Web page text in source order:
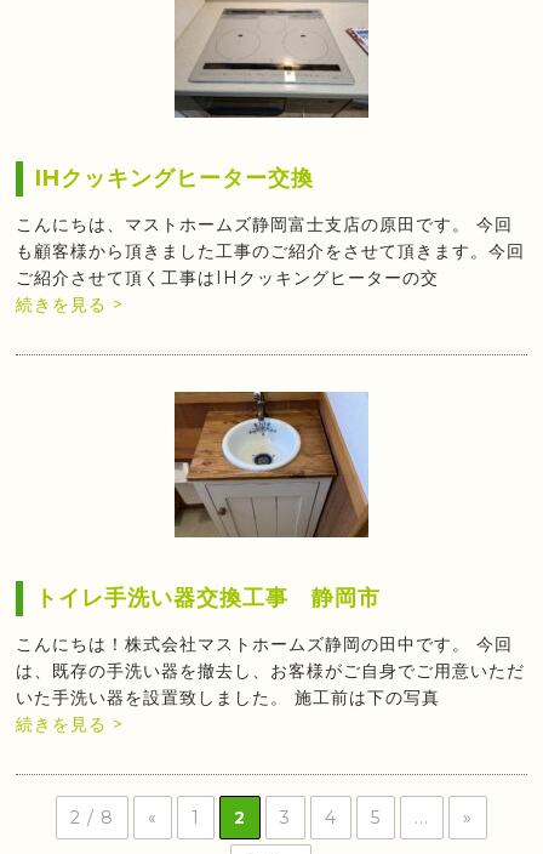
IHクッキングヒーター交換
こんにちは、マストホームズ静岡富士支店の原田です。 今回
も顧客様から頂きました工事のご紹介をさせて頂きます。今回
ご紹介させて頂く工事はIHクッキングヒーターの交
続きを見る >
トイレ手洗い器交換工事 静岡市
こんにちは！株式会社マストホームズ静岡の田中です。 今回
は、既存の手洗い器を撤去し、お客様がご自身でご用意いただ
いた手洗い器を設置致しました。 施工前は下の写真
続きを見る >
2 / 8 « 1 2 3 4 5 ... »